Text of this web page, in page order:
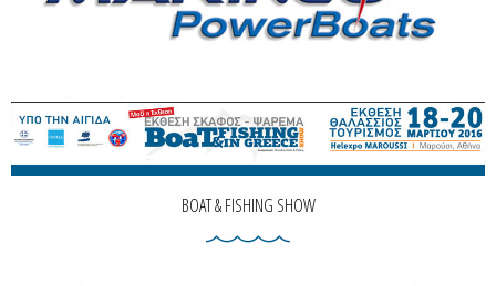
BOAT & FISHING SHOW